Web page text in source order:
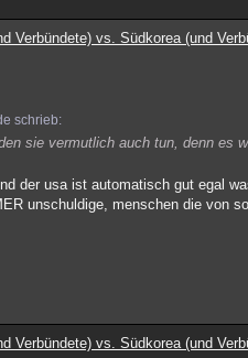
Verbündete) vs. Südkorea (und
schrieb:
sie vermutlich auch tun, denn es
der usa ist automatisch gut egal
unschuldige, menschen die von
Verbündete) vs. Südkorea (und